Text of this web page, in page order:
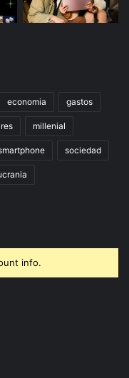
economia gastos
millenial
sociedad
info.